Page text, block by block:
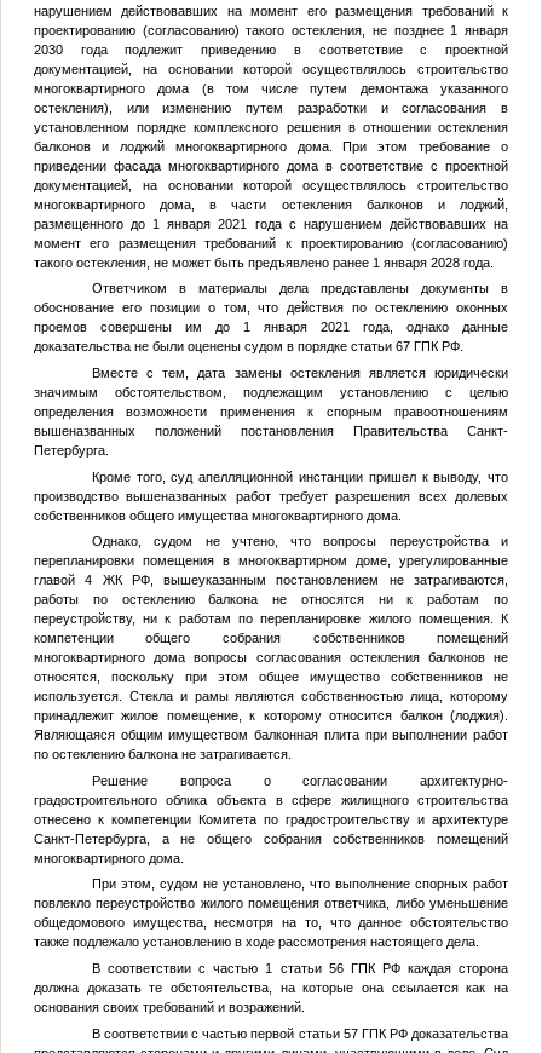
нарушением действовавших на момент его размещения требований к
проектированию (согласованию) такого остекления, не позднее 1 января
2030 года подлежит приведению в соответствие с проектной
документацией, на основании которой осуществлялось строительство
многоквартирного дома (в том числе путем демонтажа указанного
остекления), или изменению путем разработки и согласования в
установленном порядке комплексного решения в отношении остекления
балконов и лоджий многоквартирного дома. При этом требование о
приведении фасада многоквартирного дома в соответствие с проектной
документацией, на основании которой осуществлялось строительство
многоквартирного дома, в части остекления балконов и лоджий,
размещенного до 1 января 2021 года с нарушением действовавших на
момент его размещения требований к проектированию (согласованию)
такого остекления, не может быть предъявлено ранее 1 января 2028 года.
Ответчиком в материалы дела представлены документы в
обоснование его позиции о том, что действия по остеклению оконных
проемов совершены им до 1 января 2021 года, однако данные
доказательства не были оценены судом в порядке статьи 67 ГПК РФ.
Вместе с тем, дата замены остекления является юридически
значимым обстоятельством, подлежащим установлению с целью
определения возможности применения к спорным правоотношениям
вышеназванных положений постановления Правительства Санкт-
Петербурга.
Кроме того, суд апелляционной инстанции пришел к выводу, что
производство вышеназванных работ требует разрешения всех долевых
собственников общего имущества многоквартирного дома.
Однако, судом не учтено, что вопросы переустройства и
перепланировки помещения в многоквартирном доме, урегулированные
главой 4 ЖК РФ, вышеуказанным постановлением не затрагиваются,
работы по остеклению балкона не относятся ни к работам по
переустройству, ни к работам по перепланировке жилого помещения. К
компетенции общего собрания собственников помещений
многоквартирного дома вопросы согласования остекления балконов не
относятся, поскольку при этом общее имущество собственников не
используется. Стекла и рамы являются собственностью лица, которому
принадлежит жилое помещение, к которому относится балкон (лоджия).
Являющаяся общим имуществом балконная плита при выполнении работ
по остеклению балкона не затрагивается.
Решение вопроса о согласовании архитектурно-
градостроительного облика объекта в сфере жилищного строительства
отнесено к компетенции Комитета по градостроительству и архитектуре
Санкт-Петербурга, а не общего собрания собственников помещений
многоквартирного дома.
При этом, судом не установлено, что выполнение спорных работ
повлекло переустройство жилого помещения ответчика, либо уменьшение
общедомового имущества, несмотря на то, что данное обстоятельство
также подлежало установлению в ходе рассмотрения настоящего дела.
В соответствии с частью 1 статьи 56 ГПК РФ каждая сторона
должна доказать те обстоятельства, на которые она ссылается как на
основания своих требований и возражений.
В соответствии с частью первой статьи 57 ГПК РФ доказательства